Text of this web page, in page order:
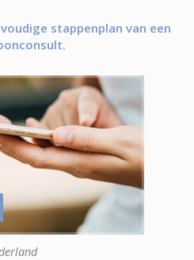
stappenplan van een